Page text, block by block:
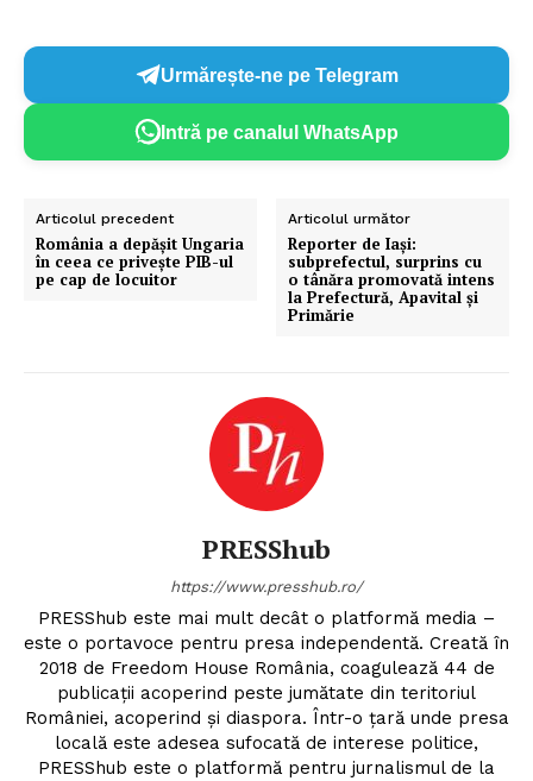
Urmărește-ne pe Telegram
Intră pe canalul WhatsApp
Articolul precedent
România a depășit Ungaria
în ceea ce priveşte PIB-ul
pe cap de locuitor
Articolul următor
Reporter de Iași:
subprefectul, surprins cu
o tânăra promovată intens
la Prefectură, Apavital și
Primărie
PRESShub
https://www.presshub.ro/
PRESShub este mai mult decât o platformă media –
este o portavoce pentru presa independentă. Creată în
2018 de Freedom House România, coagulează 44 de
publicații acoperind peste jumătate din teritoriul
României, acoperind și diaspora. Într-o țară unde presa
locală este adesea sufocată de interese politice,
PRESShub este o platformă pentru jurnalismul de la